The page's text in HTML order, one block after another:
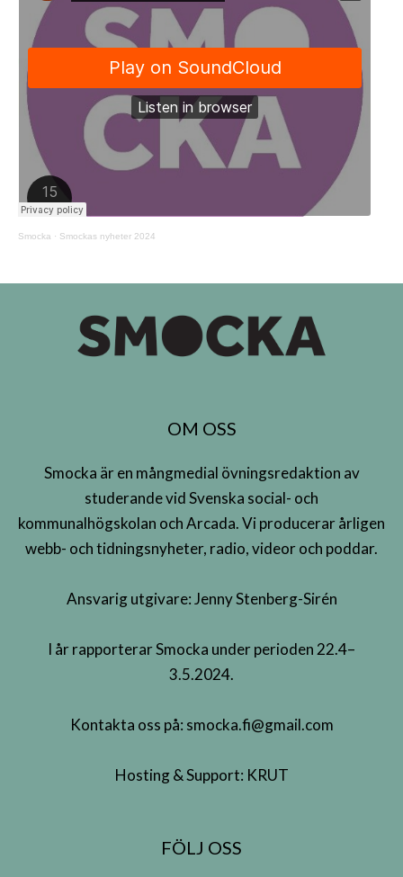
Smocka · Smockas nyheter 2024
OM OSS
Smocka är en mångmedial övningsredaktion av
studerande vid Svenska social- och
kommunalhögskolan och Arcada. Vi producerar årligen
webb- och tidningsnyheter, radio, videor och poddar.
Ansvarig utgivare: Jenny Stenberg-Sirén
I år rapporterar Smocka under perioden 22.4–
3.5.2024.
Kontakta oss på: smocka.fi@gmail.com
Hosting & Support: KRUT
FÖLJ OSS